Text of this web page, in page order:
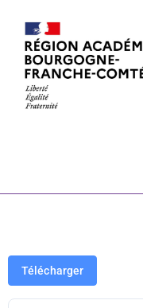
Expo S.
Télécharger